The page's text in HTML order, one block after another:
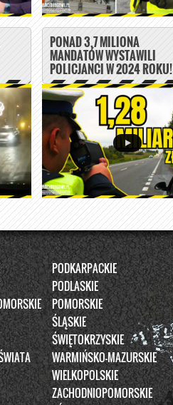
PONAD 3,7 MILIONA
MANDATÓW WYSTAWILI
POLICJANCI W 2024 ROKU!
PODKARPACKIE
PODLASKIE
POMORSKIE
ŚLĄSKIE
ŚWIĘTOKRZYSKIE
WARMIŃSKO-MAZURSKIE
WIELKOPOLSKIE
ZACHODNIOPOMORSKIE